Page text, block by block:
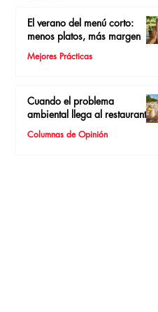
El verano del menú corto:
menos platos, más margen
Mejores Prácticas
Cuando el problema
ambiental llega al restaurante
Columnas de Opinión